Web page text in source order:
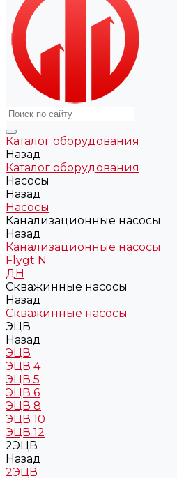
Каталог оборудования
Назад
Каталог оборудования
Насосы
Назад
Насосы
Канализационные насосы
Назад
Канализационные насосы
Flygt N
ДН
Скважинные насосы
Назад
Скважинные насосы
ЭЦВ
Назад
ЭЦВ
ЭЦВ 4
ЭЦВ 5
ЭЦВ 6
ЭЦВ 8
ЭЦВ 10
ЭЦВ 12
2ЭЦВ
Назад
2ЭЦВ